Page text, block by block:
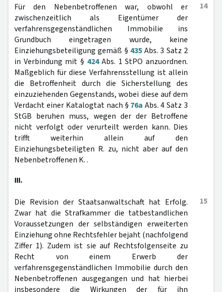
14
Für den Nebenbetroffenen war, obwohl er
zwischenzeitlich als Eigentümer der
verfahrensgegenständlichen Immobilie ins
Grundbuch eingetragen wurde, keine
Einziehungsbeteiligung gemäß § 435Abs. 3 Satz 2
in Verbindung mit § 424Abs. 1 StPO anzuordnen.
Maßgeblich für diese Verfahrensstellung ist allein
die Betroffenheit durch die Sicherstellung des
einzuziehenden Gegenstands, wobei diese auf dem
Verdacht einer Katalogtat nach § 76a Abs. 4 Satz 3
StGB beruhen muss, wegen der der Betroffene
nicht verfolgt oder verurteilt werden kann. Dies
trifft weiterhin allein auf den
Einziehungsbeteiligten R. zu, nicht aber auf den
Nebenbetroffenen K. .
III.
15
Die Revision der Staatsanwaltschaft hat Erfolg.
Zwar hat die Strafkammer die tatbestandlichen
Voraussetzungen der selbständigen erweiterten
Einziehung ohne Rechtsfehler bejaht (nachfolgend
Ziffer 1). Zudem ist sie auf Rechtsfolgenseite zu
Recht von einem Erwerb der
verfahrensgegenständlichen Immobilie durch den
Nebenbetroffenen ausgegangen und hat hierbei
insbesondere die Wirkungen der für ihn